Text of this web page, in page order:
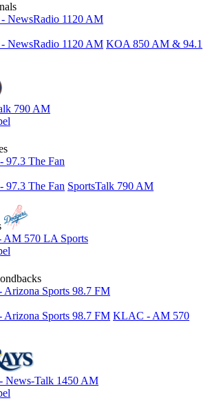
NewsRadio 1120 AM
NewsRadio 1120 AM KOA 850 AM & 94.1
790 AM
97.3 The Fan
97.3 The Fan SportsTalk 790 AM
570 LA Sports
Sports 98.7 FM
Sports 98.7 FM KLAC - AM 570
News-Talk 1450 AM